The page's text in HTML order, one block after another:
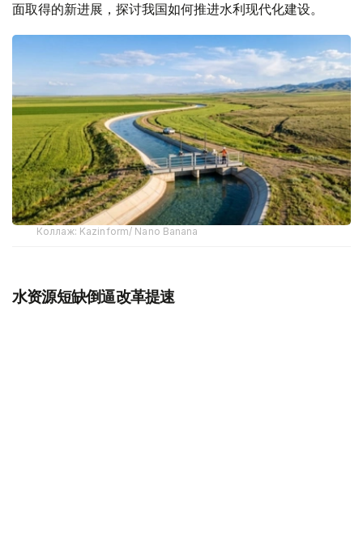
面取得的新进展，探讨我国如何推进水利现代化建设。
Коллаж: Kazinform/ Nano Banana
水资源短缺倒逼改革提速